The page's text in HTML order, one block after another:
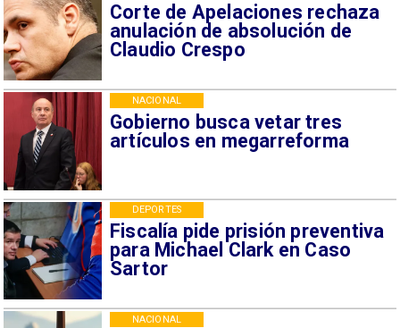
Corte de Apelaciones rechaza
anulación de absolución de
Claudio Crespo
Gobierno busca vetar tres
artículos en megarreforma
NACIONAL
Fiscalía pide prisión preventiva
para Michael Clark en Caso
Sartor
DEPORTES
NACIONAL